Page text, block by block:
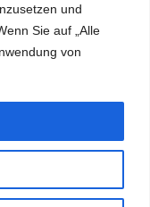
und
Sie auf „Alle
von
vorbehalten.